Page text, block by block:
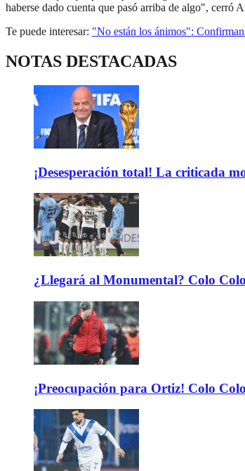
haberse dado cuenta que pasó arriba de algo", cerró
Te puede interesar: "No están los ánimos":
NOTAS DESTACADAS
¡Desesperación total! La criticada
¿Llegará al Monumental? Colo
¡Preocupación para Ortiz! Colo